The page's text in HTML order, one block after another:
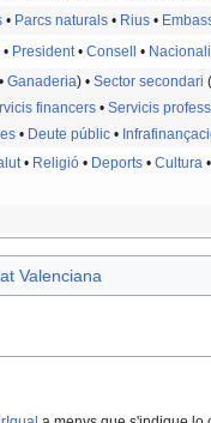
• Parcs naturals • Rius •
• President•Consell •
•Ganaderia) •Sector secondari
financers •Servicis
• Deute públic •
• Religió • Deports •Cultura •
Valenciana